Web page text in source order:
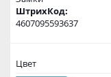
ШтрихКод:
4607095593637
Цвет